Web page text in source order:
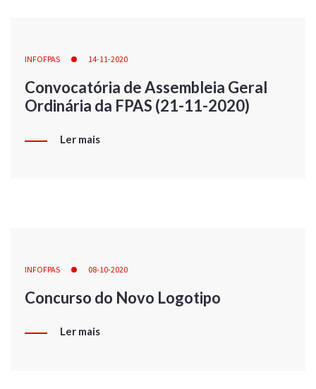
INFOFPAS 14-11-2020
Convocatória de Assembleia Geral
Ordinária da FPAS (21-11-2020)
Ler mais
INFOFPAS 08-10-2020
Concurso do Novo Logotipo
Ler mais